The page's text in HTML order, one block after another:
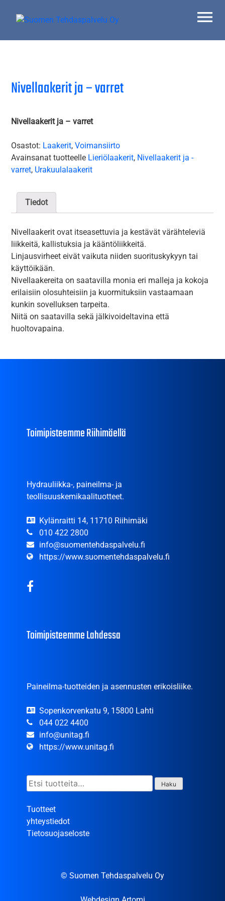
Nivellaakerit ja – varret
Nivellaakerit ja – varret
Osastot: Laakerit,Voimansiirto
Avainsanat tuotteelle Lieriölaakerit, Nivellaakerit ja -
varret, Urakuulalaakerit
Tiedot
Nivellaakerit ovat itseasettuvia ja kestävät värähteleviä
liikkeitä, kallistuksia ja kääntöliikkeitä.
Linjausvirheet eivät vaikuta niiden suorituskykyyn tai
käyttöikään.
Nivellaakereita on saatavilla monia eri malleja ja kokoja
erilaisiin olosuhteisiin ja kuormituksiin vastaamaan
kunkin sovelluksen tarpeita.
Niitä on saatavilla sekä jälkivoideltavina että
huoltovapaina.
Toimipisteemme Riihimäellä
Hydrauliikka-, paineilma- ja
teollisuuskemikaalituotteet.
Kylänraitti 14, 11710 Riihimäki
010 422 2800
info@suomentehdaspalvelu.fi
https://www.suomentehdaspalvelu.fi
Toimipisteemme Lahdessa
Paineilma-tuotteiden ja asennusten erikoisliike.
Sopenkorvenkatu 9, 15800 Lahti
044 022 4400
info@unitag.fi
https://www.unitag.fi
Etsi: Haku
Tuotteet
yhteystiedot
Tietosuojaseloste
© Suomen Tehdaspalvelu Oy